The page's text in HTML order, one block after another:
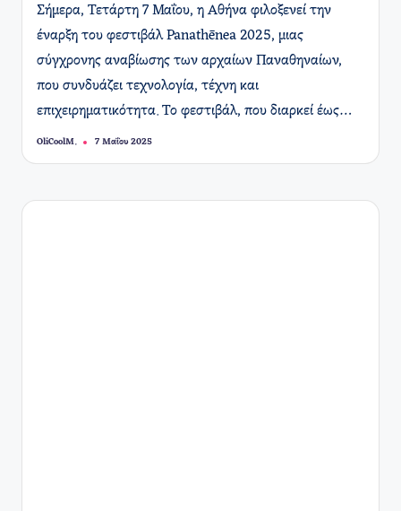
Σήμερα, Τετάρτη 7 Μαΐου, η Αθήνα φιλοξενεί την
έναρξη του φεστιβάλ Panathēnea 2025, μιας
σύγχρονης αναβίωσης των αρχαίων Παναθηναίων,
που συνδυάζει τεχνολογία, τέχνη και
επιχειρηματικότητα. Το φεστιβάλ, που διαρκεί έως…
Συγγραφέας:
OliCoolM. 7 Μαΐου 2025